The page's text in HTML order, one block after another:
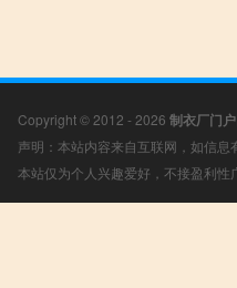
Copyright © 2012 - 2026 制衣厂门
声明：本站内容来自互联网，如信
本站仅为个人兴趣爱好，不接盈利性